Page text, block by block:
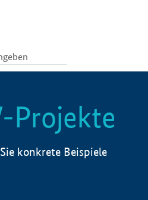
Projekte
konkrete Beispiele